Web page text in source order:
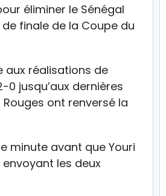
éliminer le Sénégal
finale de la Coupe du
aux réalisations de
jusqu’aux dernières
ont renversé la
minute avant que Youri
les deux